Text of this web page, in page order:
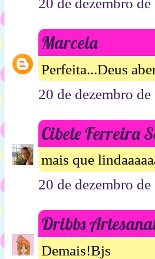
20 de dezembro
Marcela
Perfeita...Deus
20 de dezembro
Cibele Ferreira
mais que
20 de dezembro
Dribbs
Demais!Bjs